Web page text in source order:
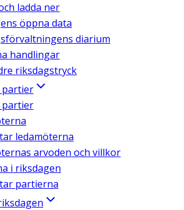
ladda ner
öppna data
diarium
handlingar
riksdagstryck
partier
partier
ledamöterna
arvoden och villkor
i riksdagen
partierna